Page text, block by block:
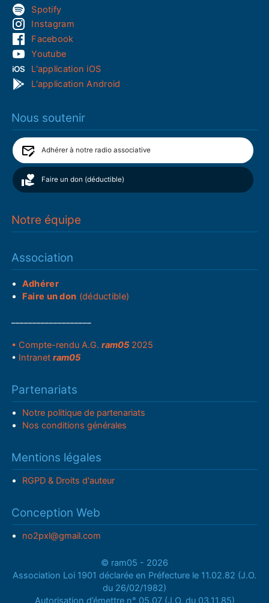
Spotify
Instagram
Facebook
Youtube
L'application iOS
L'application Android
Nous soutenir
Adhérer à notre radio associative
Faire un don (déductible)
Notre équipe
Association
Adhérer
Faire un don (déductible)
• Compte-rendu A.G.ram05 2025
• Intranetram05
Partenariats
Notre politique de partenariats
Nos conditions générales
Mentions légales
RGPD & Droits d'auteur
Conception Web
no2pxl@gmail.com
© ram05 - 2026
Association Loi 1901 déclarée en Préfecture le 11.02.82 (J.O.
du 26/02/1982)
Autorisation d’émettre n° 05.07 (J.O. du 03.11.85)